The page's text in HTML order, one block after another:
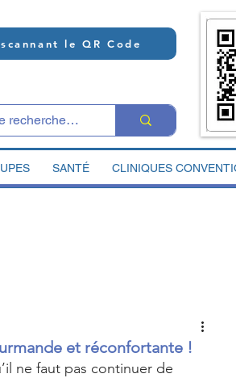
le QR Code
SANTÉ CLINIQUES
et réconfortante !
ne faut pas continuer de